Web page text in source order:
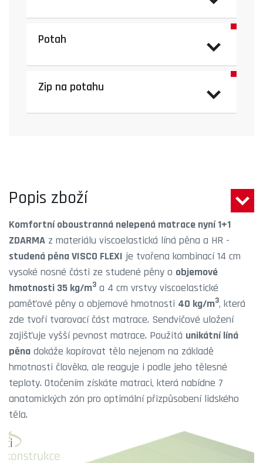
Potah
Zip na potahu
Popis zboží
Komfortní oboustranná nelepená matrace nyní 1+1
ZDARMA z materiálu viscoelastická líná pěna a HR -
studená pěna VISCO FLEXI je tvořena kombinací 14 cm
vysoké nosné části ze studené pěny o objemové
hmotnosti 35 kg/m3 a 4 cm vrstvy viscoelastické
paměťové pěny o objemové hmotnosti 40 kg/m3, která
zde tvoří tvarovací část matrace. Sendvičové uložení
zajišťuje vyšší pevnost matrace. Použitá unikátní líná
pěna dokáže kopírovat tělo nejenom na základě
hmotnosti člověka, ale reaguje i podle jeho tělesné
teploty. Otočením získáte matraci, která nabídne 7
anatomických zón pro optimální přizpůsobení lidského
těla.